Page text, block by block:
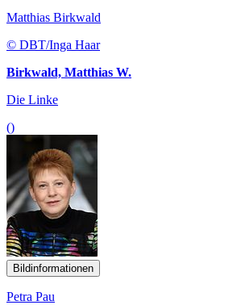
Matthias Birkwald
© DBT/Inga Haar
Birkwald, Matthias W.
Die Linke
()
Bildinformationen
Petra Pau